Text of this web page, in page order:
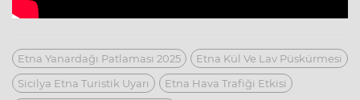
Etna Yanardağı Patlaması 2025
Etna Kül Ve Lav Püskürmesi
Sicilya Etna Turistik Uyarı
Etna Hava Trafiği Etkisi